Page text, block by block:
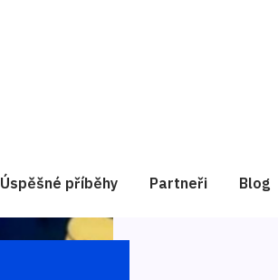
Úspěšné příběhy Partneři Blog